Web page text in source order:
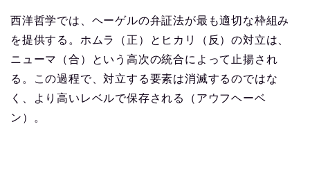
西洋哲学では、ヘーゲルの弁証法が最も適切な枠組み
を提供する。ホムラ（正）とヒカリ（反）の対立は、
ニューマ（合）という高次の統合によって止揚され
る。この過程で、対立する要素は消滅するのではな
く、より高いレベルで保存される（アウフヘーベ
ン）。